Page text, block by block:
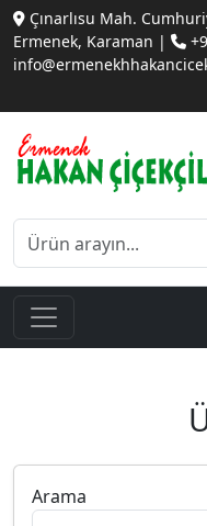
Çınarlısu Mah.
Ermenek, Karaman |
Arama